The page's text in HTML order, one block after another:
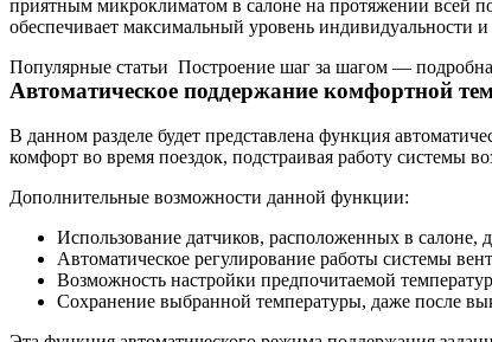
приятным микроклиматом в салоне на протяжении всей
обеспечивает максимальный уровень индивидуальности
Популярные статьи Построение шаг за шагом —
Автоматическое поддержание комфортной
В данном разделе будет представлена функция
комфорт во время поездок, подстраивая работу системы
Дополнительные возможности данной функции:
Использование датчиков, расположенных в салоне,
Автоматическое регулирование работы системы
Возможность настройки предпочитаемой
Сохранение выбранной температуры, даже после